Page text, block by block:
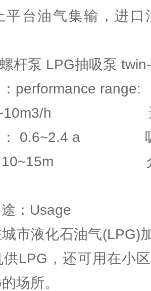
平台油气集输，进
泵 LPG抽吸泵 twin-
performance range:
2~10m3/h 进口
： 0.6~2.4 a 吸
：10~15m 介质
：Usage
市液化石油气(LPG)
LPG，还可用在小
场所。